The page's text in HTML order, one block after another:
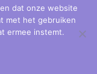
dat onze website
met het gebruiken
ermee instemt.